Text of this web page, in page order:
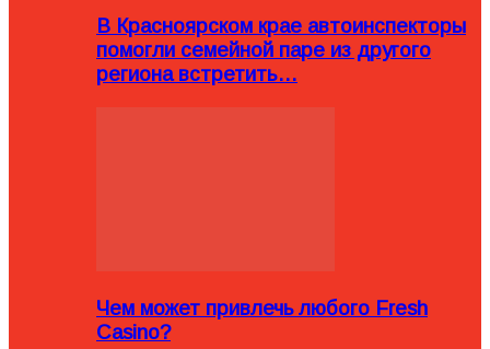
В Красноярском крае автоинспекторы
помогли семейной паре из другого
региона встретить…
Чем может привлечь любого Fresh
Casino?